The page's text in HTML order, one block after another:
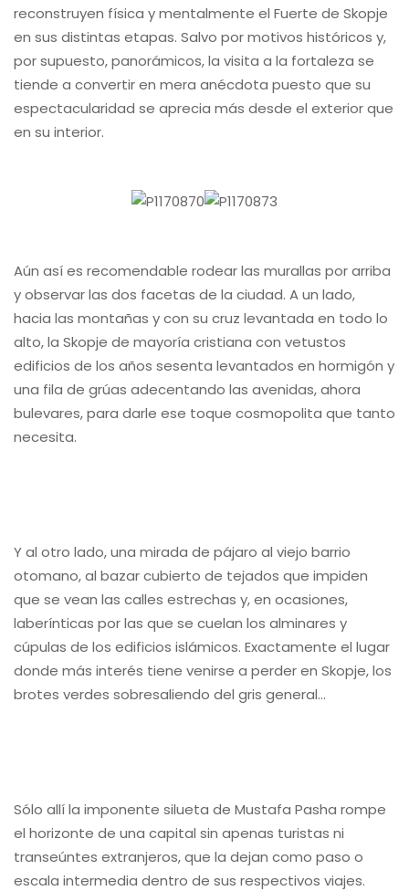
reconstruyen física y mentalmente el Fuerte de Skopje
en sus distintas etapas. Salvo por motivos históricos y,
por supuesto, panorámicos, la visita a la fortaleza se
tiende a convertir en mera anécdota puesto que su
espectacularidad se aprecia más desde el exterior que
en su interior.
Aún así es recomendable rodear las murallas por arriba
y observar las dos facetas de la ciudad. A un lado,
hacia las montañas y con su cruz levantada en todo lo
alto, la Skopje de mayoría cristiana con vetustos
edificios de los años sesenta levantados en hormigón y
una fila de grúas adecentando las avenidas, ahora
bulevares, para darle ese toque cosmopolita que tanto
necesita.
Y al otro lado, una mirada de pájaro al viejo barrio
otomano, al bazar cubierto de tejados que impiden
que se vean las calles estrechas y, en ocasiones,
laberínticas por las que se cuelan los alminares y
cúpulas de los edificios islámicos. Exactamente el lugar
donde más interés tiene venirse a perder en Skopje, los
brotes verdes sobresaliendo del gris general…
Sólo allí la imponente silueta de Mustafa Pasha rompe
el horizonte de una capital sin apenas turistas ni
transeúntes extranjeros, que la dejan como paso o
escala intermedia dentro de sus respectivos viajes.